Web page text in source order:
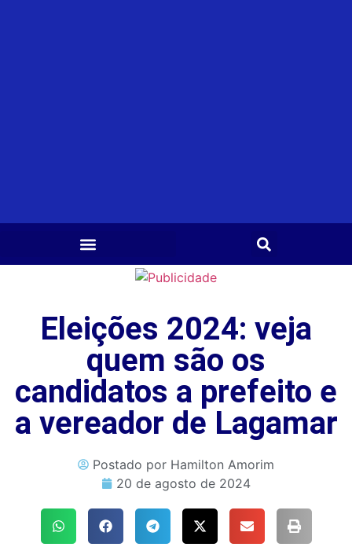
Eleições 2024: veja
quem são os
candidatos a prefeito e
a vereador de Lagamar
Postado por Hamilton Amorim
20 de agosto de 2024